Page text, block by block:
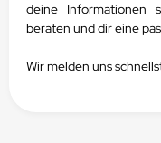
deine Informationen
beraten und dir eine
Wir melden uns